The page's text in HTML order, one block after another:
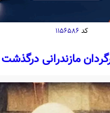
اقتصاد
اقتصادی
جامعه
حوادث
بین الملل
کد ۱۱۵۶۵۸۶
مازندرانی